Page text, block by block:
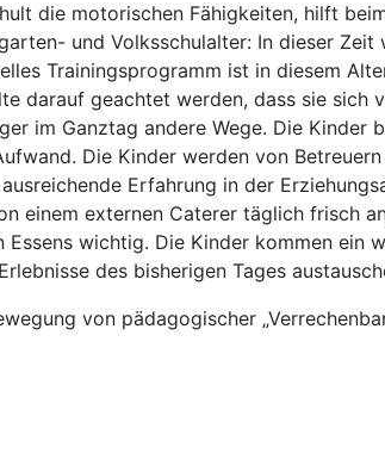
die motorischen Fähigkeiten, hilft
und Volksschulalter: In dieser
Trainingsprogramm ist in diesem
darauf geachtet werden, dass sie
im Ganztag andere Wege. Die
Die Kinder werden von
Erfahrung in der
einem externen Caterer täglich frisch
wichtig. Die Kinder kommen ein
des bisherigen Tages
von pädagogischer